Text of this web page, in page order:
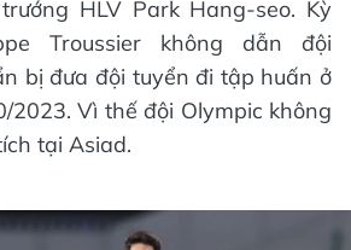
HLV Park Hang-seo. Kỳ
Troussier không dẫn đội
bị đưa đội tuyển đi tập huấn ở
Vì thế đội Olympic không
tại Asiad.